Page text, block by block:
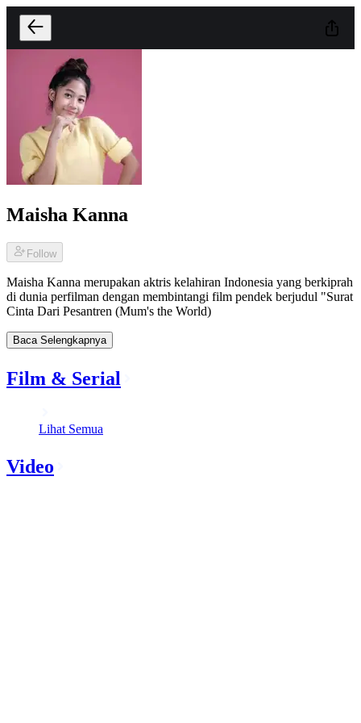
Maisha Kanna
Follow
Maisha Kanna merupakan aktris kelahiran Indonesia yang berkiprah
di dunia perfilman dengan membintangi film pendek berjudul "Surat
Cinta Dari Pesantren (Mum's the World)
Baca Selengkapnya
Film & Serial
Lihat Semua
Video